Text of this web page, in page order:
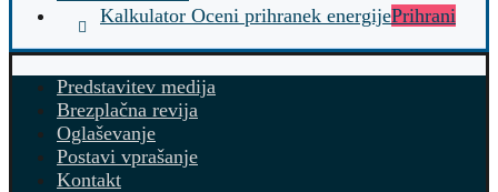
Kalkulator Oceni prihranek energijePrihrani
Predstavitev medija
Brezplačna revija
Oglaševanje
Postavi vprašanje
Kontakt